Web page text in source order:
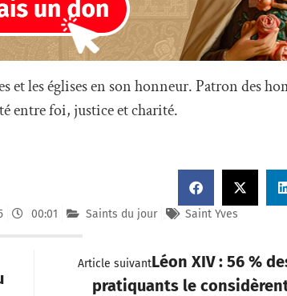
et les églises en son honneur. Patron des
entre foi, justice et charité.
00:01 Saints du jour Saint Yves
Article suivantLéon XIV : 56 %
pratiquants le